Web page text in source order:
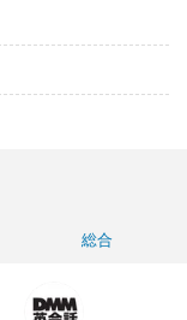
総合